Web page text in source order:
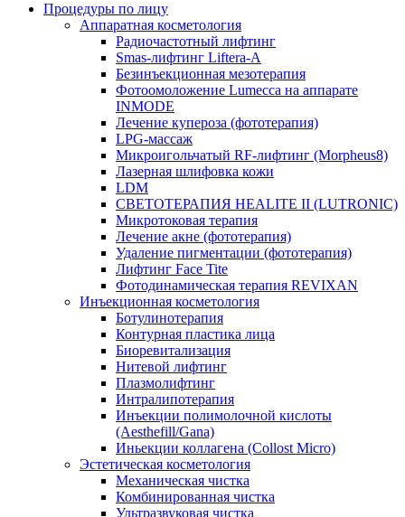
Процедуры по лицу
Аппаратная косметология
Радиочастотный лифтинг
Smas-лифтинг Liftera-A
Безинъекционная мезотерапия
Фотоомоложение Lumecca на аппарате
INMODE
Лечение купероза (фототерапия)
LPG-массаж
Микроигольчатый RF-лифтинг (Morpheus8)
Лазерная шлифовка кожи
LDM
СВЕТОТЕРАПИЯ HEALITE II (LUTRONIC)
Микротоковая терапия
Лечение акне (фототерапия)
Удаление пигментации (фототерапия)
Лифтинг Face Tite
Фотодинамическая терапия REVIXAN
Инъекционная косметология
Ботулинотерапия
Контурная пластика лица
Биоревитализация
Нитевой лифтинг
Плазмолифтинг
Интралипотерапия
Инъекции полимолочной кислоты
(Aesthefill/Gana)
Иньекции коллагена (Collost Micro)
Эстетическая косметология
Механическая чистка
Комбинированная чистка
Ультразвуковая чистка